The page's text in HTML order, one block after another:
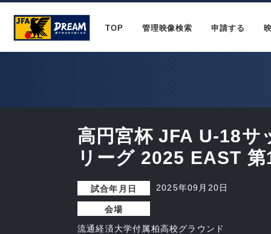
TOP 管理映像検索 申請する
高円宮杯 JFA U-18サ
リーグ 2025 EAST
試合年月日 2025年09月20日
会場
流通経済大学付属柏高校グラウンド